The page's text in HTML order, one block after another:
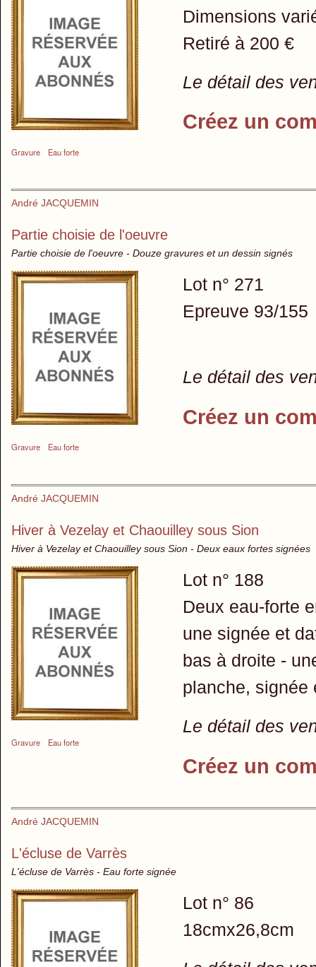
Gravure Eau forte
Dimensions
Retiré à 200 €
Le détail des
Créez un
André JACQUEMIN
Partie choisie de l'oeuvre
Partie choisie de l'oeuvre - Douze gravures et un dessin signés
Gravure Eau forte
Lot n° 271
Epreuve 93/155
Le détail des
Créez un
André JACQUEMIN
Hiver à Vezelay et Chaouilley sous Sion
Hiver à Vezelay et Chaouilley sous Sion - Deux eaux fortes signées
Gravure Eau forte
Lot n° 188
Deux eau-forte
une signée et
bas à droite -
planche, signée
Le détail des
Créez un
André JACQUEMIN
L'écluse de Varrès
L'écluse de Varrès - Eau forte signée
Lot n° 86
18cmx26,8cm